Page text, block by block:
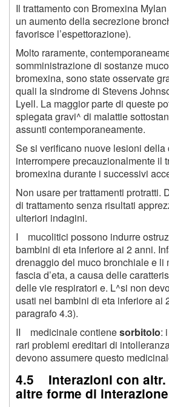
Il trattamento con Bromexina
un aumento della secrezione
favorisce l’espettorazione).
Molto raramente,
somministrazione di sostanze
bromexina, sono state osservate
quali la sindrome di Stevens
Lyell. La maggior parte di queste
spiegata gravi^ di malattie
assunti contemporaneamente.
Se si verificano nuove lesioni della
interrompere precauzionalmente il
bromexina durante i successivi
Non usare per trattamenti protratti.
di trattamento senza risultati
ulteriori indagini.
I mucolitici possono indurre
bambini di eta inferiore ai 2 anni.
drenaggio del muco bronchiale e li
fascia d’eta, a causa delle
delle vie respiratori e. L^si non
usati nei bambini di eta inferiore ai
paragrafo 4.3).
II medicinale contienesorbitolo:
rari problemi ereditari di
devono assumere questo
4.5 Interazioni con altr.
altre forme di interazione